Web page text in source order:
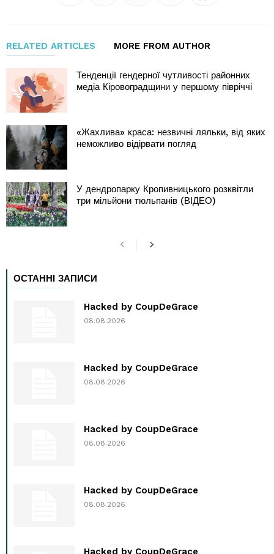
RELATED ARTICLES MORE FROM AUTHOR
Тенденції гендерної чутливості районних
медіа Кіровоградщини у першому півріччі
«Жахлива» краса: незвичні ляльки, від яких
неможливо відірвати погляд
У дендропарку Кропивницького розквітли
три мільйони тюльпанів (ВІДЕО)
ОСТАННІ ЗАПИСИ
Hacked by CoupDeGrace
08.08.2026
Hacked by CoupDeGrace
08.08.2026
Hacked by CoupDeGrace
08.08.2026
Hacked by CoupDeGrace
08.08.2026
Hacked by CoupDeGrace